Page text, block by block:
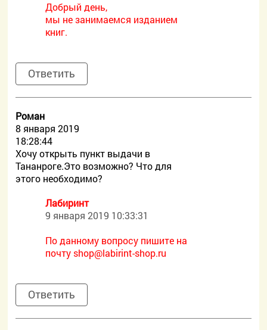
Добрый день,
мы не занимаемся изданием
книг.
Ответить
Роман
8 января 2019
18:28:44
Хочу открыть пункт выдачи в
Тананроге.Это возможно? Что для
этого необходимо?
Лабиринт
9 января 2019 10:33:31
По данному вопросу пишите на
почту shop@labirint-shop.ru
Ответить